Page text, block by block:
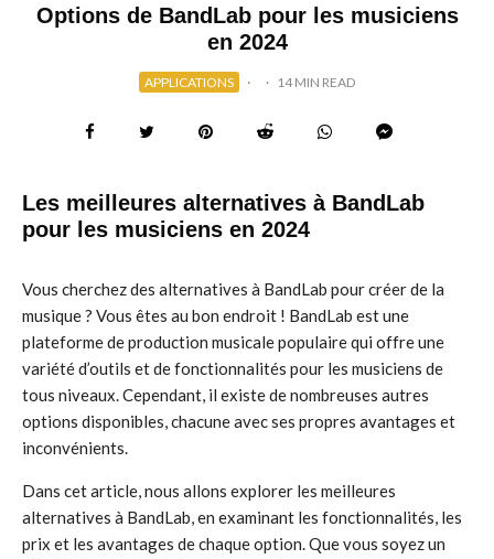
Options de BandLab pour les musiciens
en 2024
APPLICATIONS · · 14 MIN READ
Les meilleures alternatives à BandLab
pour les musiciens en 2024
Vous cherchez des alternatives à BandLab pour créer de la
musique ? Vous êtes au bon endroit ! BandLab est une
plateforme de production musicale populaire qui offre une
variété d’outils et de fonctionnalités pour les musiciens de
tous niveaux. Cependant, il existe de nombreuses autres
options disponibles, chacune avec ses propres avantages et
inconvénients.
Dans cet article, nous allons explorer les meilleures
alternatives à BandLab, en examinant les fonctionnalités, les
prix et les avantages de chaque option. Que vous soyez un